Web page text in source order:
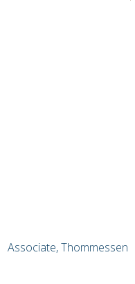
Associate, Thommessen